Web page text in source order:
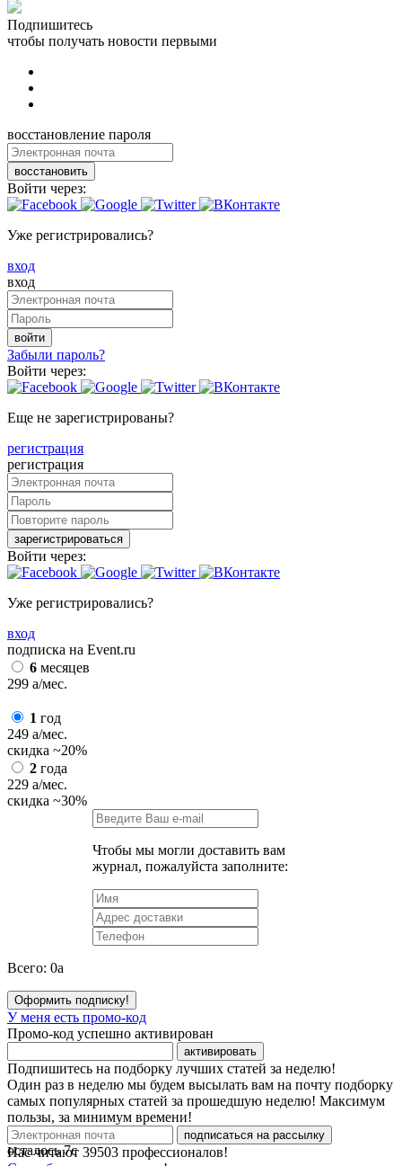
Подпишитесь
чтобы получать новости первыми
восстановление пароля
восстановить
Войти через:
Уже регистрировались?
вход
вход
войти
Забыли пароль?
Войти через:
Еще не зарегистрированы?
регистрация
регистрация
зарегистрироваться
Войти через:
Уже регистрировались?
вход
подписка на Event.ru
6 месяцев
299 a/мес.
1 год
249 a/мес.
скидка ~20%
2 года
229 a/мес.
скидка ~30%
Чтобы мы могли доставить вам
журнал, пожалуйста заполните:
Всего: 0a
Оформить подписку!
У меня есть промо-код
Промо-код успешно активирован
активировать
Подпишитесь на подборку лучших статей за неделю!
Один раз в неделю мы будем высылать вам на почту подборку
самых популярных статей за прошедшую неделю! Максимум
пользы, за минимум времени!
подписаться на рассылку
Нас читают 39503 профессионалов!
осталось7с